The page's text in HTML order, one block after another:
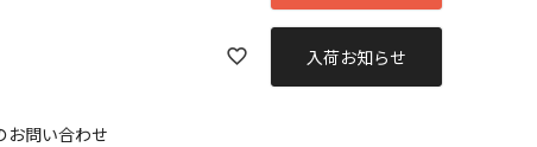
入荷お知らせ
お問い合わせ